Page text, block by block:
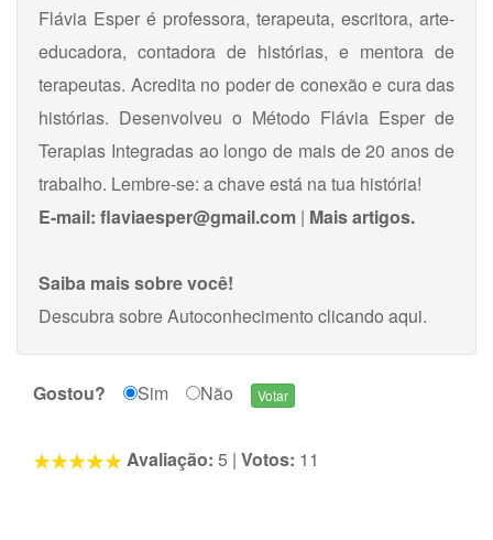
Flávia Esper é professora, terapeuta, escritora, arte-
educadora, contadora de histórias, e mentora de
terapeutas. Acredita no poder de conexão e cura das
histórias. Desenvolveu o Método Flávia Esper de
Terapias Integradas ao longo de mais de 20 anos de
trabalho. Lembre-se: a chave está na tua história!
E-mail: flaviaesper@gmail.com | Mais artigos.
Saiba mais sobre você!
Descubra sobre Autoconhecimento clicando aqui.
Gostou? Sim Não
Avaliação: 5 | Votos: 11